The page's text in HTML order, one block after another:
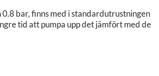
bar, finns med i standardutrustningen
tid att pumpa upp det jämfört med de